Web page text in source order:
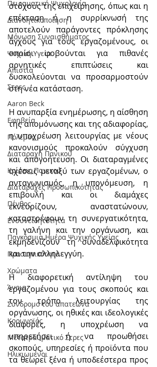
Πειραματική Ψυχολογία
Διανοητικοποίηση
Μόνωση Συναισθήματος
Ψυχική Υγεία
Απιστία
Στρες
Aaron Beck
Εφηβεία
Πόλεμος
Διαταραχή Πανικού
Κρίσεις Πανικού
Διαταραχές Προσωπικότητας
Πένθος
Ενσυνειδητότητα
Παγκόσμια Ημέρα Ψυχικής Υγείας
Προσωπικότητα
Χρώματα
Άνοια
Σύνδρομο του απατεώνα
Κορωνοϊός
Μετατραυματικό Στρες
Ηλικιωμένοι
στόχους της επιχείρησης, όπως και η
επέκταση ή η συρρίκνωσή της
αποτελούν παράγοντες πρόκλησης
άγχους για τους εργαζομένους, οι
οποίοι φοβούνται για πιθανές
αρνητικές επιπτώσεις και
δυσκολεύονται να προσαρμοστούν
στη νέα κατάσταση.
Η ανυπαρξία ενημέρωσης, η αίσθηση
της απομόνωσης και της αδιαφορίας,
η υποχρέωση λειτουργίας με νέους
κανονισμούς προκαλούν σύγχυση
και απογοήτευση. Οι διαταραγμένες
σχέσεις μεταξύ των εργαζομένων, ο
ανταγωνισμός, η υπονόμευση, η
επιβουλή και οι διαμάχες
εκνευρίζουν, αναστατώνουν,
καταστρέφουν τη συνεργατικότητα,
τη γαλήνη και την οργάνωση, και
εκμηδενίζουν τη συναδελφικότητα
και την αλληλεγγύη.
Η διαφορετική αντίληψη του
εργαζομένου για τους σκοπούς και
τον τρόπο λειτουργίας της
οργάνωσης, οι ηθικές και ιδεολογικές
διαφορές, η υποχρέωση να
υπηρετήσει ή να προωθήσει
σκοπούς, υπηρεσίες ή προϊόντα που
τα θεωρεί ξένα ή υποδεέστερα προς